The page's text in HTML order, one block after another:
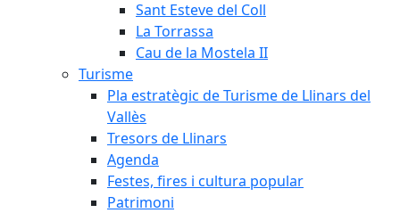
Sant Esteve del Coll
La Torrassa
Cau de la Mostela II
Turisme
Pla estratègic de Turisme de Llinars del
Vallès
Tresors de Llinars
Agenda
Festes, fires i cultura popular
Patrimoni